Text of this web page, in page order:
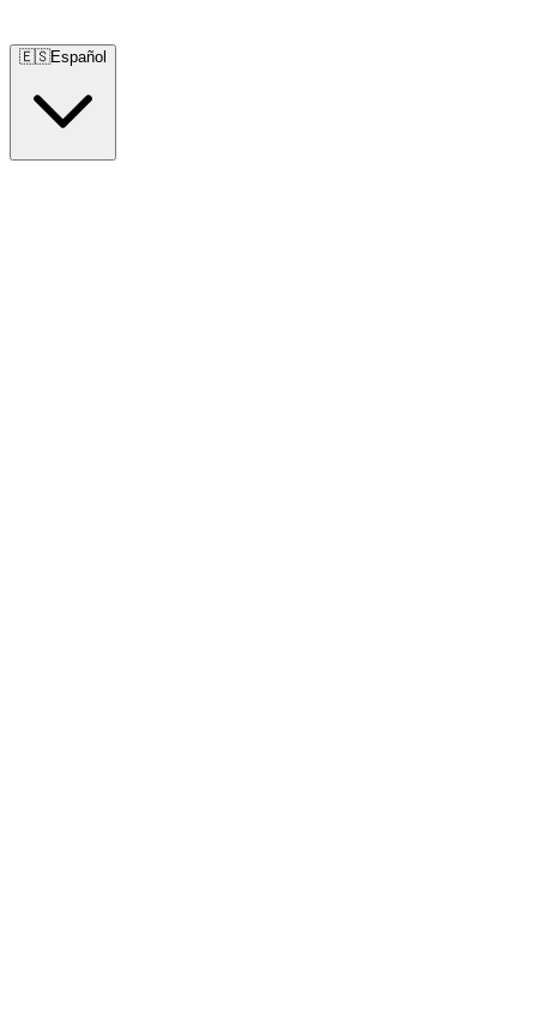
🇪🇸Español